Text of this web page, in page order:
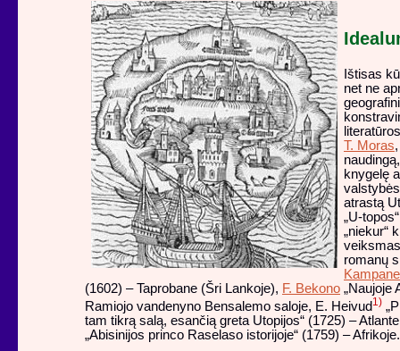
Ištisas
net ne
T. Moras
knygelę
atrastą
„U-
„niekur“
romanų
(1602) – Taprobane (Šri Lankoje), F. Bekono „Naujoje
Ramiojo vandenyno Bensalemo saloje, E. Heivud 1)
tam tikrą salą, esančią greta Utopijos“ (1725) –
„Abisinijos princo Raselaso istorijoje“ (1759) – Afrikoje.